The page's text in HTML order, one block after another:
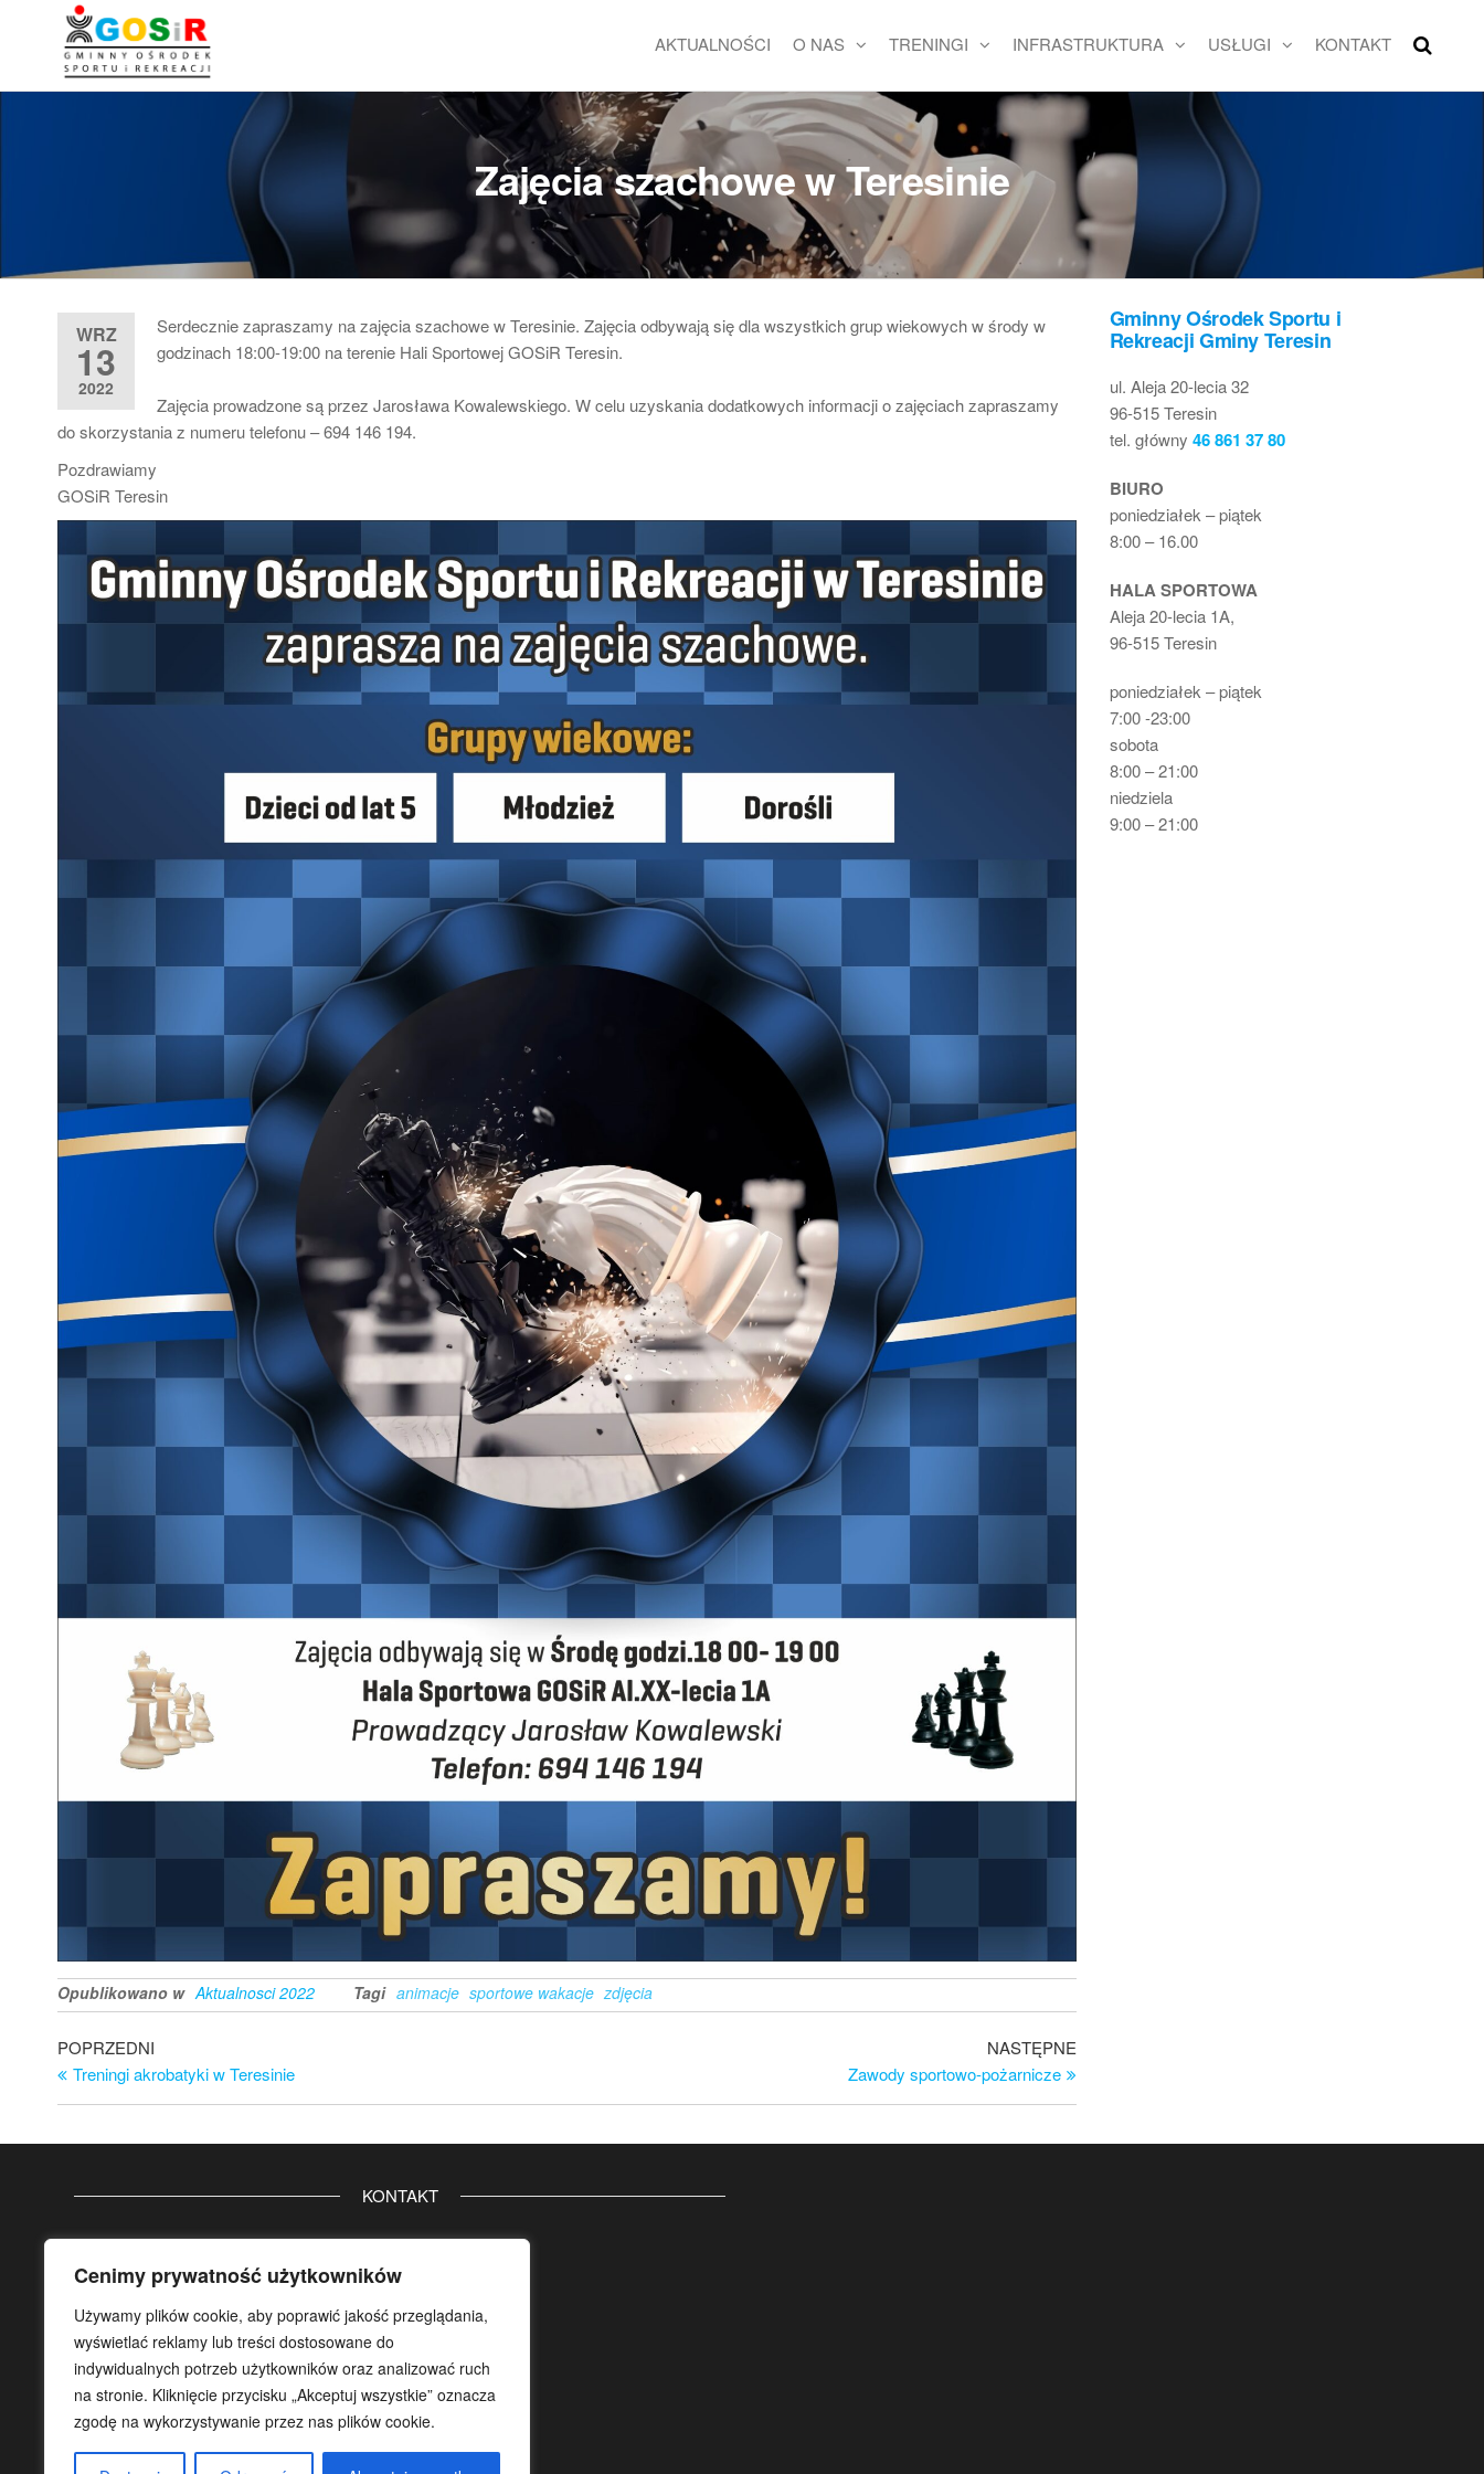
Cenimy prywatność użytkowników
Używamy plików cookie, aby poprawić jakość przeglądania,
wyświetlać reklamy lub treści dostosowane do
indywidualnych potrzeb użytkowników oraz analizować ruch
na stronie. Kliknięcie przycisku „Akceptuj wszystkie” oznacza
zgodę na wykorzystywanie przez nas plików cookie.
Ośrodek
Sportu i
Rekreacji w
Teresinie ::
Zapasy ::
Łucznictwo ::
Lekkoatletyka
:: Piłka nożna
Sportu i
Rekreacji
w
Teresinie
AKTUALNOŚCI O NAS TRENINGI INFRASTRUKTURA USŁUGI KONTAKT
Zajęcia szachowe w Teresinie
WRZ
13
2022
Serdecznie zapraszamy na zajęcia szachowe w Teresinie. Zajęcia odbywają się dla wszystkich grup wiekowych w środy w
godzinach 18:00-19:00 na terenie Hali Sportowej GOSiR Teresin.
Zajęcia prowadzone są przez Jarosława Kowalewskiego. W celu uzyskania dodatkowych informacji o zajęciach zapraszamy
do skorzystania z numeru telefonu – 694 146 194.
Pozdrawiamy
GOSiR Teresin
Opublikowano w Aktualnosci 2022 Tagi animacje sportowe wakacje zdjęcia
Nawigacja
wpisu
Poprzedni
wpis
POPRZEDNI
Treningi akrobatyki w Teresinie
Następny
wpis
NASTĘPNE
Zawody sportowo-pożarnicze
Gminny Ośrodek Sportu i
Rekreacji Gminy Teresin
ul. Aleja 20-lecia 32
96-515 Teresin
tel. główny 46 861 37 80
BIURO
poniedziałek – piątek
8:00 – 16.00
HALA SPORTOWA
Aleja 20-lecia 1A,
96-515 Teresin
poniedziałek – piątek
7:00 -23:00
sobota
8:00 – 21:00
niedziela
9:00 – 21:00
KONTAKT
Gminny Ośrodek Sportu i Rekreacji Gminy Teresin
ul. Aleja 20-lecia 32
96-515 Teresin
tel. główny46 861 37 80
koordynator:
wew.107lub/i kom.500 17 29 78
e-mail: gosir.teresin@wp.pl